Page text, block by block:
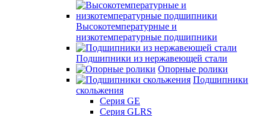
Высокотемпературные и
низкотемпературные подшипники
Подшипники из нержавеющей стали
Опорные ролики
Подшипники
скольжения
Серия GE
Серия GLRS